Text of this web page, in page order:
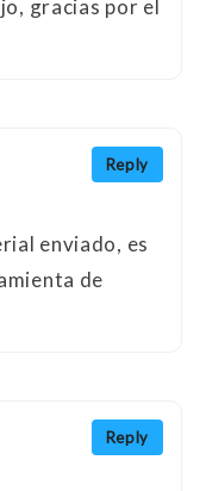
gracias por el
Reply
enviado, es
de
Reply